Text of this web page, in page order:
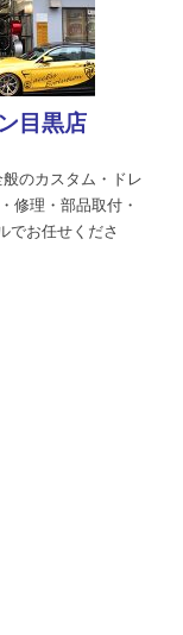
目黒店
のカスタム・ドレ
修理・部品取付・
でお任せくださ